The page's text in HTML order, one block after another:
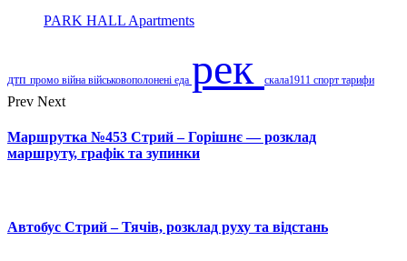
PARK HALL Apartments
дтп промо війна військовополонені еда рек скала1911 спорт тарифи
Prev Next
Маршрутка №453 Стрий – Горішнє — розклад
маршруту, графік та зупинки
Автобус Стрий – Тячів, розклад руху та відстань